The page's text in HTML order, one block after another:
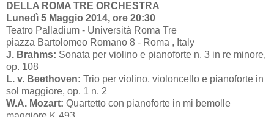
DELLA ROMA TRE ORCHESTRA
Lunedì 5 Maggio 2014, ore 20:30
Teatro Palladium - Università Roma Tre
piazza Bartolomeo Romano 8 - Roma , Italy
J. Brahms: Sonata per violino e pianoforte n. 3 in re minore,
op. 108
L. v. Beethoven: Trio per violino, violoncello e pianoforte in
sol maggiore, op. 1 n. 2
W.A. Mozart: Quartetto con pianoforte in mi bemolle